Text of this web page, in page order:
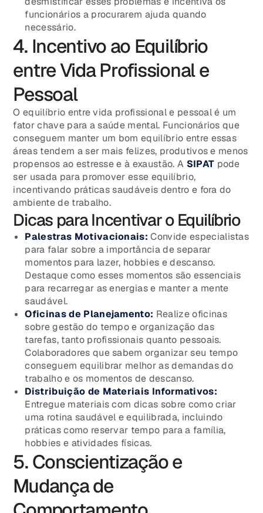
funcionários a procurarem ajuda quando
necessário.
4. Incentivo ao Equilíbrio
entre Vida Profissional e
Pessoal
O equilíbrio entre vida profissional e pessoal é um
fator chave para a saúde mental. Funcionários que
conseguem manter um bom equilíbrio entre essas
áreas tendem a ser mais felizes, produtivos e menos
propensos ao estresse e à exaustão. A SIPAT pode
ser usada para promover esse equilíbrio,
incentivando práticas saudáveis dentro e fora do
ambiente de trabalho.
Dicas para Incentivar o Equilíbrio
Palestras Motivacionais: Convide especialistas
para falar sobre a importância de separar
momentos para lazer, hobbies e descanso.
Destaque como esses momentos são essenciais
para recarregar as energias e manter a mente
saudável.
Oficinas de Planejamento: Realize oficinas
sobre gestão do tempo e organização das
tarefas, tanto profissionais quanto pessoais.
Colaboradores que sabem organizar seu tempo
conseguem equilibrar melhor as demandas do
trabalho e os momentos de descanso.
Distribuição de Materiais Informativos:
Entregue materiais com dicas sobre como criar
uma rotina saudável e equilibrada, incluindo
práticas como reservar tempo para a família,
hobbies e atividades físicas.
5. Conscientização e
Mudança de